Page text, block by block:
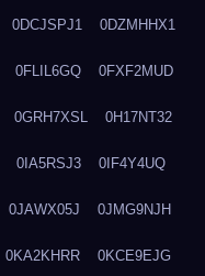
0DCJSPJ1 0DZMHHX1
0FLIL6GQ 0FXF2MUD
0GRH7XSL 0H17NT32
0IA5RSJ3 0IF4Y4UQ
0JAWX05J 0JMG9NJH
0KA2KHRR 0KCE9EJG